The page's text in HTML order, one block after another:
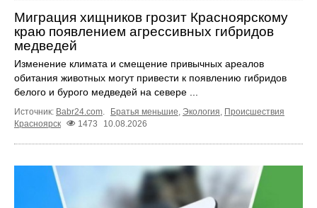
Миграция хищников грозит Красноярскому
краю появлением агрессивных гибридов
медведей
Изменение климата и смещение привычных ареалов
обитания животных могут привести к появлению гибридов
белого и бурого медведей на севере ...
Источник: Babr24.com. Братья меньшие, Экология, Происшествия
Красноярск
1473 10.08.2026